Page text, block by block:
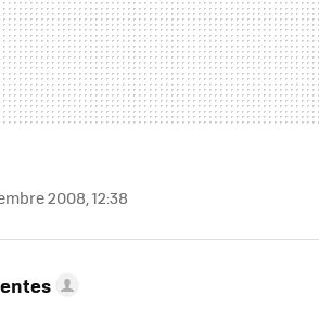
2008, 12:38